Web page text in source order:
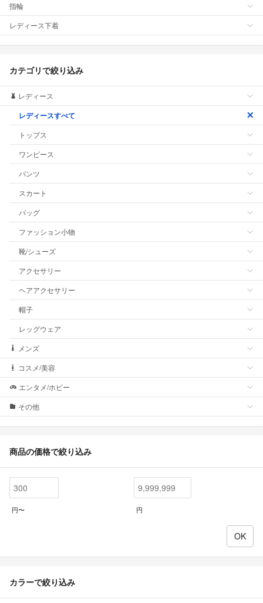
指輪
レディース下着
カテゴリで絞り込み
レディース
レディースすべて
トップス
ワンピース
パンツ
スカート
バッグ
ファッション小物
靴/シューズ
アクセサリー
ヘアアクセサリー
帽子
レッグウェア
メンズ
コスメ/美容
エンタメ/ホビー
その他
商品の価格で絞り込み
円〜 円
カラーで絞り込み